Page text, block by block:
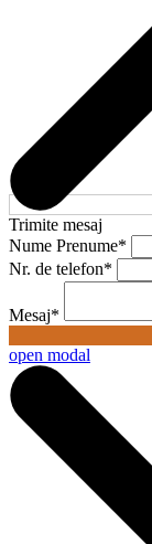
Trimite mesaj
Nume Prenume*
Nr. de telefon*
Mesaj*
open modal